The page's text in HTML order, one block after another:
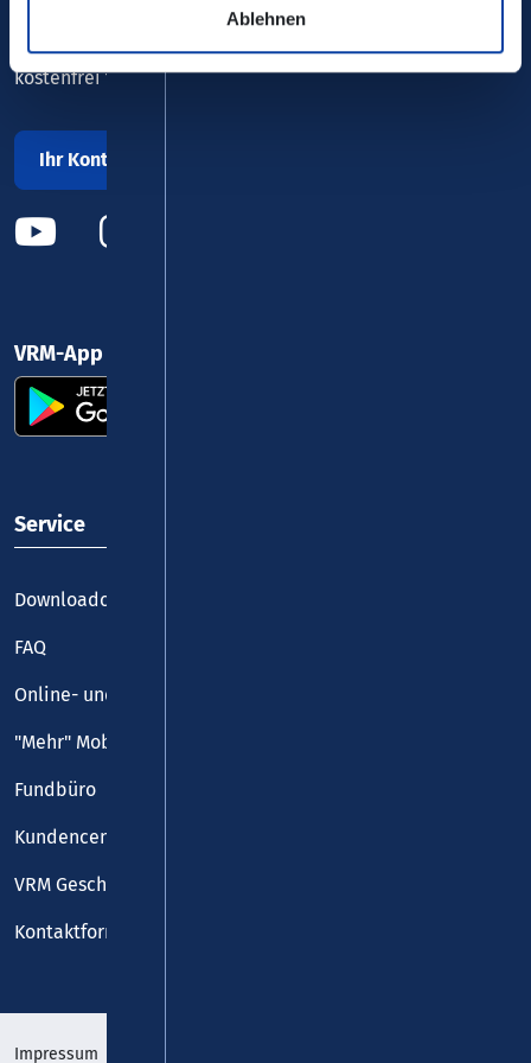
Ablehnen
kostenfrei täglich 8 - 20 Uhr
Ihr Kontakt zu uns
VRM-App nutzen und durchstarten
Service
Downloadcenter
FAQ
Online- und Handy-Tickets
"Mehr" Mobilität
Fundbüro
Kundencenter
VRM Geschäftsstelle
Kontaktformular
Impressum